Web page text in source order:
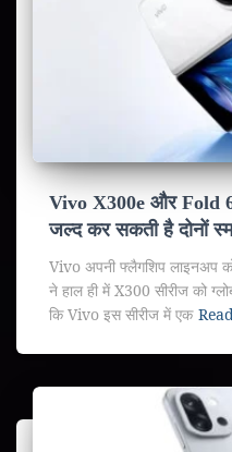
Vivo X300e और Fold
जल्द कर सकती है दोनों
Vivo अपनी फ्लैगशिप लाइनअप
ने हाल ही में X300 सीरीज को
कि Vivo इस सीरीज में एक